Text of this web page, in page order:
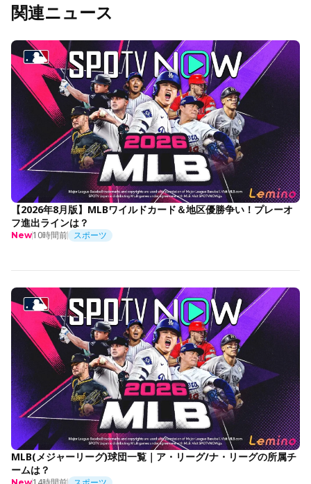
関連ニュース
【2026年8月版】MLBワイルドカード＆地区優勝争い！プレーオ
フ進出ラインは？
New10時間前 スポーツ
MLB(メジャーリーグ)球団一覧｜ア・リーグ/ナ・リーグの所属チ
ームは？
New